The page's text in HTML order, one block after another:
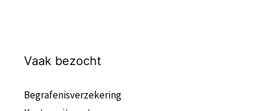
Vaak bezocht
Begrafenisverzekering